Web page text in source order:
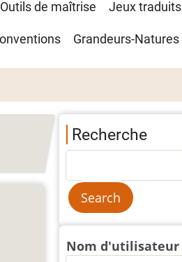
Outils de maîtrise Jeux traduits
Grandeurs-Natures
Recherche
Nom d'utilisateur